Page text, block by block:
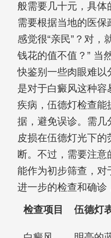
般需要几十元，具
需要根据当地的医保
感觉很“亲民”？对，
钱花的值不值？” 当
快鉴别一些肉眼难以
是对于白癜风这种容
疾病，伍德灯检查能
据，避免误诊。需几
皮损在伍德灯光下的
断。不过，需要注意
能作为初步筛查，对
进一步的检查和确诊
检查项目 伍德灯